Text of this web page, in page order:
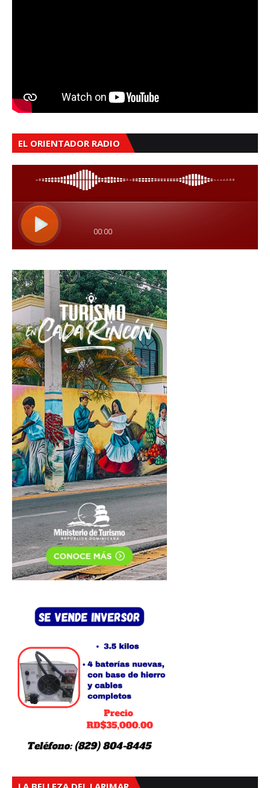
EL ORIENTADOR RADIO